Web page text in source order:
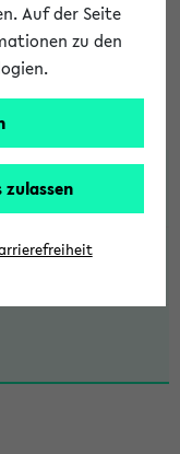
mit einer
Vorlesungszeiten
Sie hier
Auf der Seite
zu den